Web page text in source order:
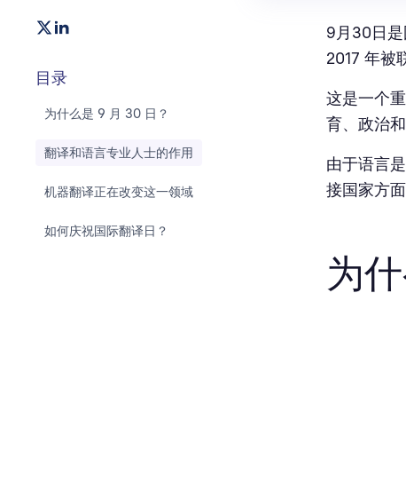
目录
为什么是 9 月 30 日？
翻译和语言专业人士的作用
机器翻译正在改变这一领域
如何庆祝国际翻译日？
9月30日
2017 年被
这是一个
育、政治
由于语言
接国家方
为